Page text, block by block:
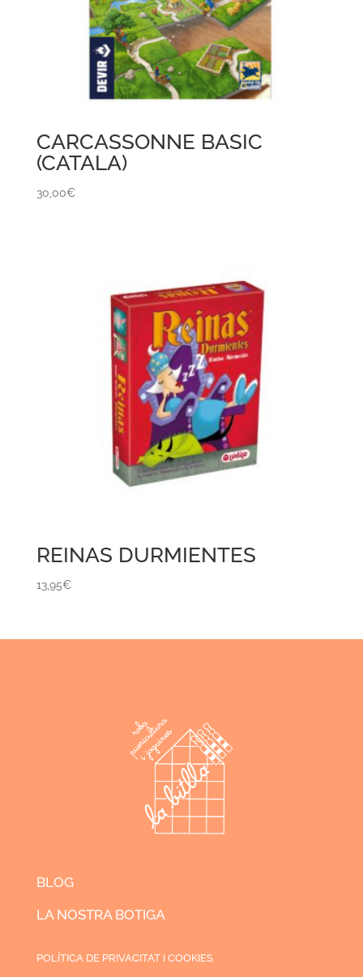
CARCASSONNE BASIC
(CATALA)
30,00€
REINAS DURMIENTES
13,95€
BLOG
LA NOSTRA BOTIGA
POLÍTICA DE PRIVACITAT I COOKIES